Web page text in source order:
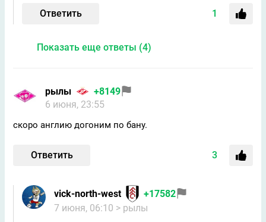
Ответить 1
Показать еще ответы (4)
рылы
+8149
6 июня, 23:55
скоро англию догоним по бану.
Ответить 3
vick-north-west
+17582
7 июня, 06:10 > рылы